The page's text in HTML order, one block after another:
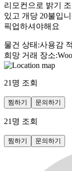
리모컨으로 밝기
있고 개당 20불입
픽업하셔야해요
물건 상태 :사용감
희망 거래 장소:
21 명 조회
찜하기 문의하기
21 명 조회
찜하기 문의하기